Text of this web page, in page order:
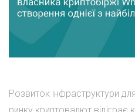
Розвиток інфраструктури для